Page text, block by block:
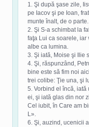
1. Şi după şase zile,
pe Iacov şi pe Ioan,
munte înalt, de o parte.
2. Şi S-a schimbat la
faţa Lui ca soarele, iar
albe ca lumina.
3. Şi iată, Moise şi Ilie
4. Şi, răspunzând,
bine este să fim noi
trei colibe: Ţie una, şi
5. Vorbind el încă, iată
ei, şi iată glas din nor
Cel iubit, în Care am
L».
6. Şi, auzind, ucenicii